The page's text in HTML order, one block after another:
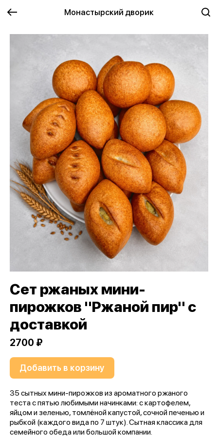
Монастырский дворик
Сет ржаных мини-
пирожков "Ржаной пир" с
доставкой
2700 ₽
Добавить в корзину
35 сытных мини-пирожков из ароматного ржаного
теста с пятью любимыми начинками: с картофелем,
яйцом и зеленью, томлёной капустой, сочной печенью и
рыбкой (каждого вида по 7 штук). Сытная классика для
семейного обеда или большой компании.